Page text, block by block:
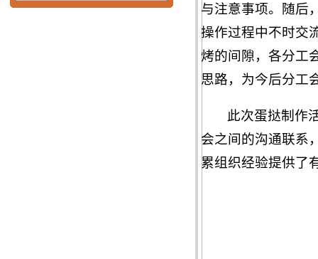
与注意事项。随后
操作过程中不时交
烤的间隙，各分工
思路，为今后分工
此次蛋挞制作
会之间的沟通联系
累组织经验提供了